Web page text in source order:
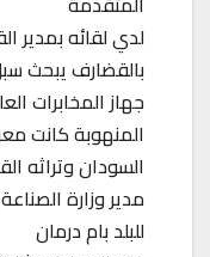
لدي لقائه بمدير
بالقضارف يبحث
جهاز المخابرات
المنهوبة كانت
السودان وتراثه
مدير وزارة
للبلد بام درمان